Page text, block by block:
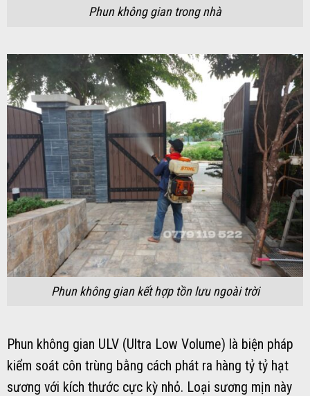
Phun không gian trong nhà
Phun không gian kết hợp tồn lưu ngoài trời
Phun không gian ULV (Ultra Low Volume) là biện pháp
kiểm soát côn trùng bằng cách phát ra hàng tỷ tỷ hạt
sương với kích thước cực kỳ nhỏ. Loại sương mịn này